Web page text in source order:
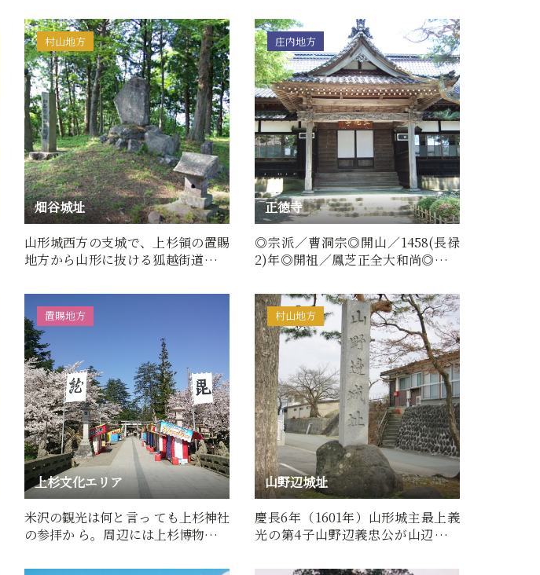
畑谷城址
村山地方
山形城西方の支城で、上杉領の置賜
地方から山形に抜ける狐越街道沿い
正徳寺
庄内地方
◎宗派／曹洞宗◎開山／1458(長禄
2)年◎開祖／鳳芝正全大和尚◎本尊
上杉文化エリア
置賜地方
米沢の観光は何と言っ ても上杉神社
の参拝か ら。周辺には上杉博物館・
山野辺城址
村山地方
慶長6年（1601年）山形城主最上義
光の第4子山野辺義忠公が山辺城主